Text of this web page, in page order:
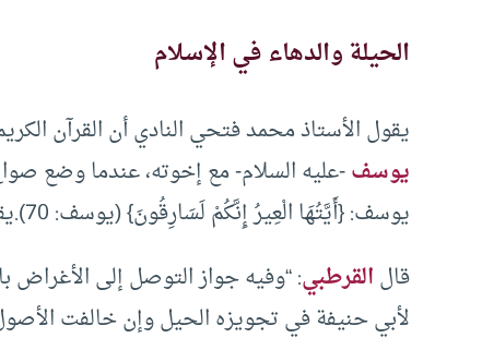
الحيلة والدهاء في الإسلام
يقول الأستاذ محمد فتحي النادي أن القرآن
يوسف-عليه السلام- مع إخوته، عندما وضع
يوسف: {أَيَّتُهَا الْعِيرُ إِنَّكُمْ لَسَارِقُونَ} (يوسف: 70).يقول عز وجل: {كَذَلِكَ كِدْنَا لِيُوسُفَ} (يوسف: 76).
قالالقرطبي: “وفيه جواز التوصل إلى الأغراض
لأبي حنيفة في تجويزه الحيل وإن خالفت